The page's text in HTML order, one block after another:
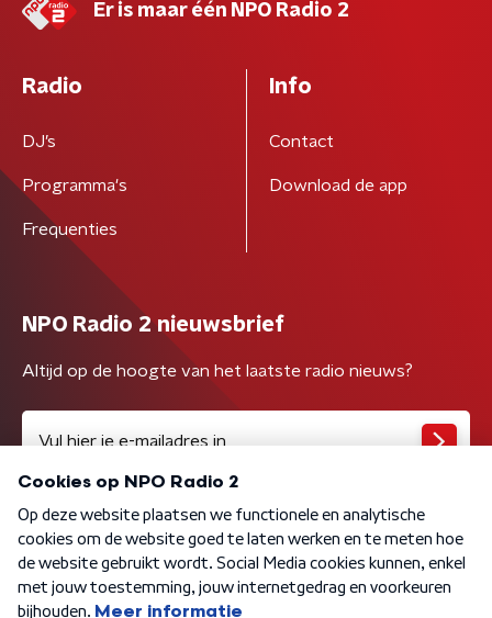
Er is maar één NPO Radio 2
Radio
DJ’s
Programma's
Frequenties
Info
Contact
Download de app
NPO Radio 2 nieuwsbrief
Altijd op de hoogte van het laatste radio nieuws?
Algemene voorwaarden